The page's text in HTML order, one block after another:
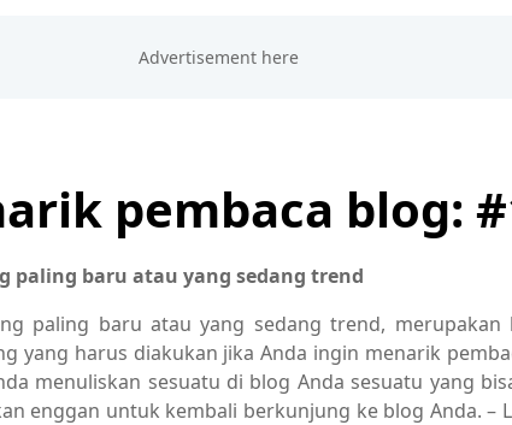
pembaca blog:
paling baru atau yang sedang trend
paling baru atau yang sedang trend, merupakan
yang harus diakukan jika Anda ingin menarik
menuliskan sesuatu di blog Anda sesuatu yang
enggan untuk kembali berkunjung ke blog Anda. –